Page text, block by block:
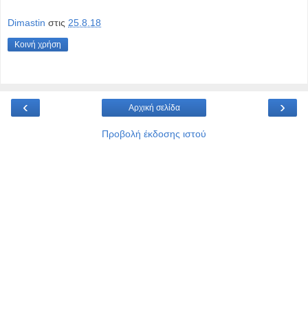
Dimastin στις 25.8.18
Κοινή χρήση
‹ ›
Αρχική σελίδα
Προβολή έκδοσης ιστού